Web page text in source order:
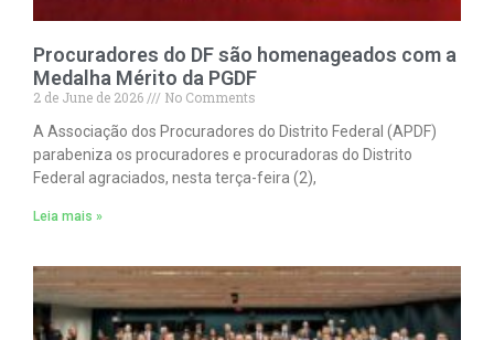
Procuradores do DF são homenageados com a
Medalha Mérito da PGDF
2 de June de 2026
No Comments
A Associação dos Procuradores do Distrito Federal (APDF)
parabeniza os procuradores e procuradoras do Distrito
Federal agraciados, nesta terça-feira (2),
Leia mais »